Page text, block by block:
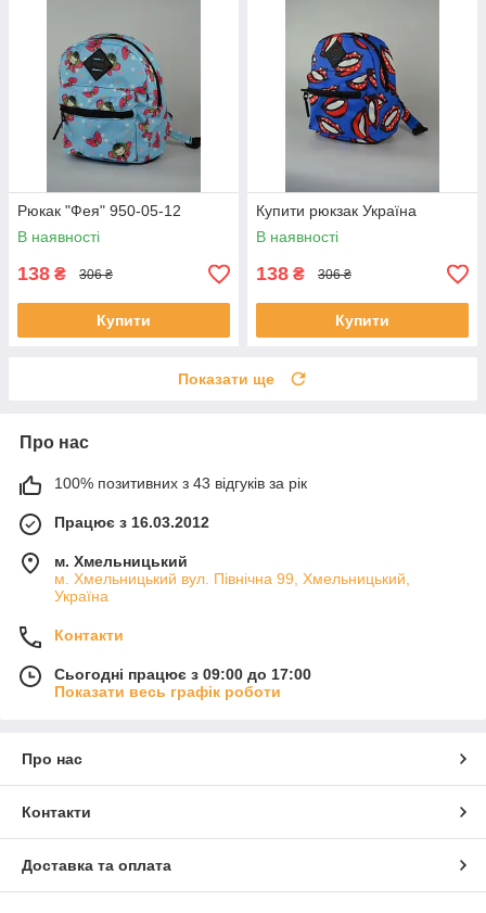
Рюкак "Фея" 950-05-12
В наявності
138 ₴ 306 ₴
Купити
Купити рюкзак Україна
В наявності
138 ₴ 306 ₴
Купити
Показати ще
Про нас
100% позитивних з 43 відгуків за рік
Працює з 16.03.2012
м. Хмельницький
м. Хмельницький вул. Північна 99, Хмельницький,
Україна
Контакти
Сьогодні працює з 09:00 до 17:00
Показати весь графік роботи
Про нас
Контакти
Доставка та оплата